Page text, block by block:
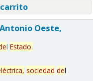
Oeste,
l Estado.
sociedad del